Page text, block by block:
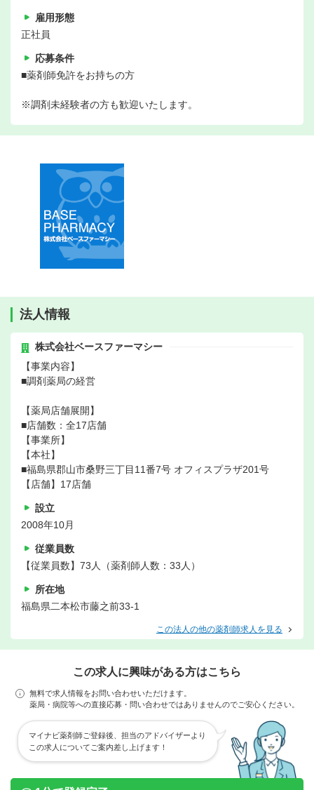
雇用形態
正社員
応募条件
■薬剤師免許をお持ちの方
※調剤未経験者の方も歓迎いたします。
法人情報
株式会社ベースファーマシー
【事業内容】
■調剤薬局の経営
【薬局店舗展開】
■店舗数：全17店舗
【事業所】
【本社】
■福島県郡山市桑野三丁目11番7号 オフィスプラザ201号
【店舗】17店舗
設立
2008年10月
従業員数
【従業員数】73人（薬剤師人数：33人）
所在地
福島県二本松市藤之前33-1
この法人の他の薬剤師求人を見る
この求人に興味がある方はこちら
無料で求人情報をお問い合わせいただけます。
薬局・病院等への直接応募・問い合わせではありませんのでご安心ください。
マイナビ薬剤師ご登録後、担当のアドバイザーより
この求人についてご案内差し上げます！